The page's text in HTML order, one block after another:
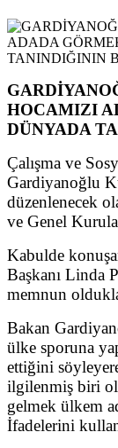
HOCAMIZI
DÜNYADA
Çalışma ve
Gardiyanoğlu
düzenlenecek
ve Genel
Kabulde
Başkanı Linda
memnun
Bakan
ülke sporuna
ettiğini
ilgilenmiş biri
gelmek ülkem
İfadelerini